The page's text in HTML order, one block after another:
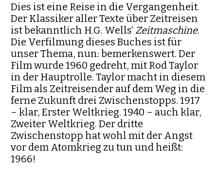
Dies ist eine Reise in die Vergangenheit.
Der Klassiker aller Texte über Zeitreisen
ist bekanntlich H.G. Wells‘ Zeitmaschine.
Die Verfilmung dieses Buches ist für
unser Thema, nun: bemerkenswert. Der
Film wurde 1960 gedreht, mit Rod Taylor
in der Hauptrolle. Taylor macht in diesem
Film als Zeitreisender auf dem Weg in die
ferne Zukunft drei Zwischenstopps. 1917
– klar, Erster Weltkrieg. 1940 – auch klar,
Zweiter Weltkrieg. Der dritte
Zwischenstopp hat wohl mit der Angst
vor dem Atomkrieg zu tun und heißt:
1966!